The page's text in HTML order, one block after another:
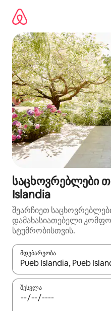
გადასვლა
საცხოვრებლები
Islandia
შეარჩიეთ
დამახასიათებელი
სტუმრობისთვის.
მდებარეობა
როცა შედეგები
შესვლა